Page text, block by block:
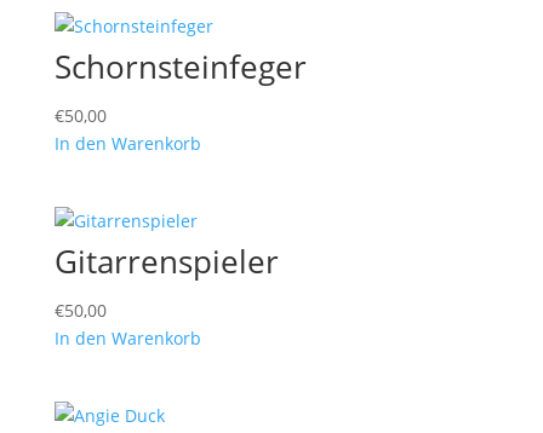
Schornsteinfeger
€50,00
In den Warenkorb
Gitarrenspieler
€50,00
In den Warenkorb